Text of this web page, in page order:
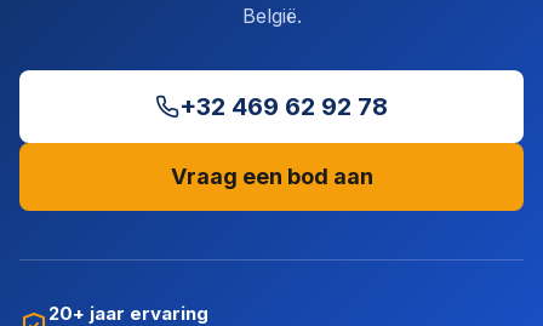
België.
+32 469 62 92 78
Vraag een bod aan
20+ jaar ervaring